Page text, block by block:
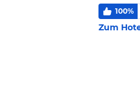
100%
Zum